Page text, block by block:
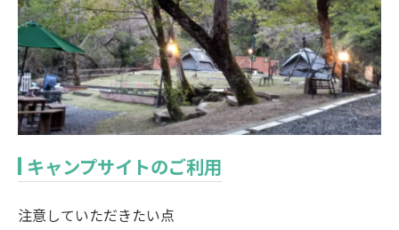
キャンプサイトのご利用
注意していただきたい点